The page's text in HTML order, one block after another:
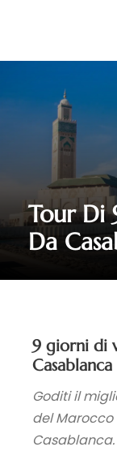
Tour Di
Da
9 giorni di
Casablanca
Goditi il
del
Casablanca.